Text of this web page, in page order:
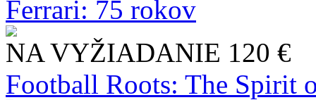
Ferrari: 75 rokov
NA VYŽIADANIE 120 €
Football Roots: The Spirit